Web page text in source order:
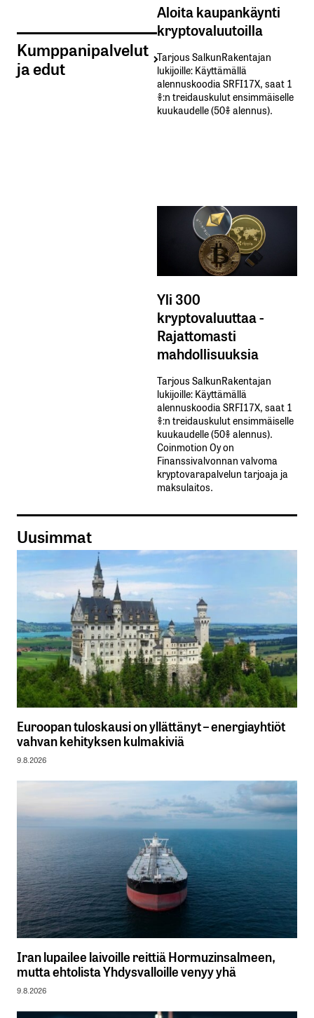
Kumppanipalvelut
ja edut
Aloita kaupankäynti
kryptovaluutoilla
Tarjous SalkunRakentajan
lukijoille: Käyttämällä​ ​
alennuskoodia​ ​SRFI17X,​ ​saat​ ​1
%:n treidauskulut​ ​ensimmäiselle​ ​
kuukaudelle​ ​(50%​ ​alennus).
Yli 300
kryptovaluuttaa -
Rajattomasti
mahdollisuuksia
Tarjous SalkunRakentajan
lukijoille: Käyttämällä​ ​
alennuskoodia​ ​SRFI17X,​ ​saat​ ​1
%:n treidauskulut​ ​ensimmäiselle​ ​
kuukaudelle​ ​(50%​ ​alennus).
Coinmotion Oy on
Finanssivalvonnan valvoma
kryptovarapalvelun tarjoaja ja
maksulaitos.
Uusimmat
Euroopan tuloskausi on yllättänyt – energiayhtiöt
vahvan kehityksen kulmakiviä
9.8.2026
Iran lupailee laivoille reittiä Hormuzinsalmeen,
mutta ehtolista Yhdysvalloille venyy yhä
9.8.2026